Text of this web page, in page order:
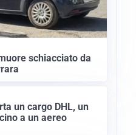
schiacciato da
un cargo DHL, un
a un aereo